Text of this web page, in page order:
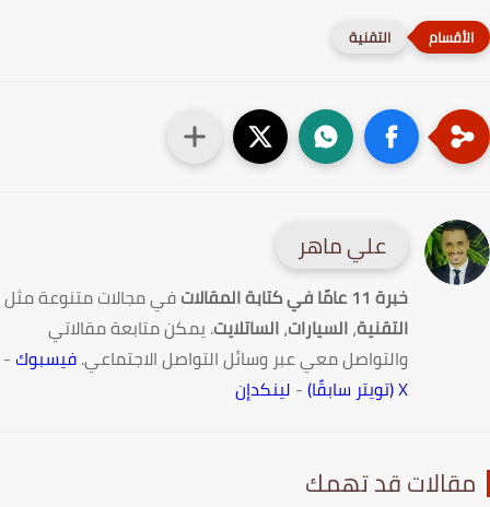
التقنية
علي ماهر
خبرة 11 عامًا في كتابة المقالات
في مجالات متنوعة مثل
التقنية،السيارات،الساتلايت. يمكن متابعة مقالاتي
والتواصل معي عبر وسائل التواصل الاجتماعي.فيسبوك-
-لينكدإن
قد تهمك